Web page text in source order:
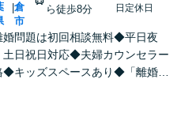
|倉
市
ら徒歩8分
日定休日
問題は初回相談無料◆平日夜
土日祝日対応◆夫婦カウンセラー
◆キッズスペースあり◆「離婚・